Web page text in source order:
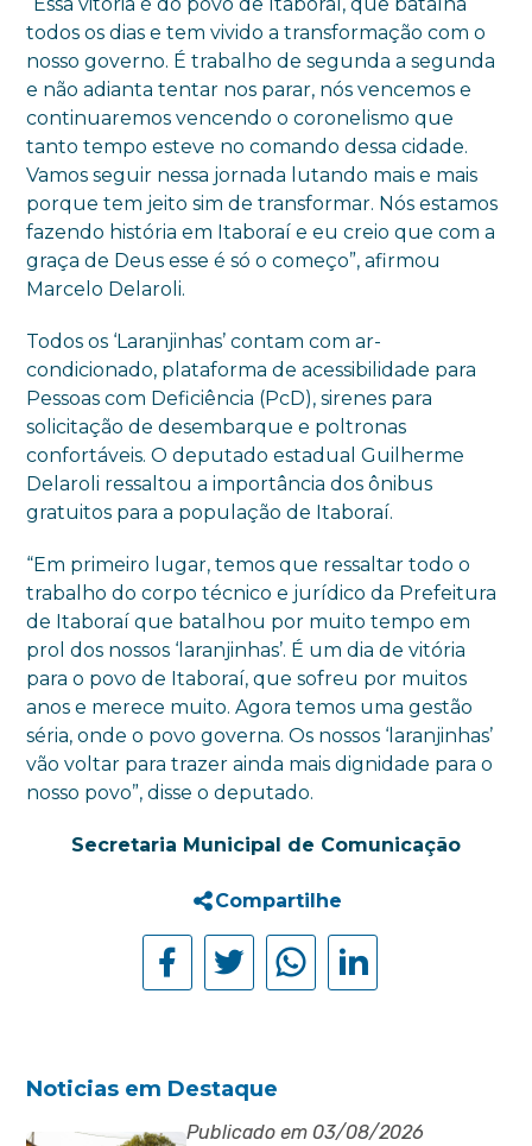
todos os dias e tem vivido a transformação com o
nosso governo. É trabalho de segunda a segunda
e não adianta tentar nos parar, nós vencemos e
continuaremos vencendo o coronelismo que
tanto tempo esteve no comando dessa cidade.
Vamos seguir nessa jornada lutando mais e mais
porque tem jeito sim de transformar. Nós estamos
fazendo história em Itaboraí e eu creio que com a
graça de Deus esse é só o começo”, afirmou
Marcelo Delaroli.
Todos os ‘Laranjinhas’ contam com ar-
condicionado, plataforma de acessibilidade para
Pessoas com Deficiência (PcD), sirenes para
solicitação de desembarque e poltronas
confortáveis. O deputado estadual Guilherme
Delaroli ressaltou a importância dos ônibus
gratuitos para a população de Itaboraí.
“Em primeiro lugar, temos que ressaltar todo o
trabalho do corpo técnico e jurídico da Prefeitura
de Itaboraí que batalhou por muito tempo em
prol dos nossos ‘laranjinhas’. É um dia de vitória
para o povo de Itaboraí, que sofreu por muitos
anos e merece muito. Agora temos uma gestão
séria, onde o povo governa. Os nossos ‘laranjinhas’
vão voltar para trazer ainda mais dignidade para o
nosso povo”, disse o deputado.
Secretaria Municipal de Comunicação
Compartilhe
Noticias em Destaque
Publicado em 03/08/2026